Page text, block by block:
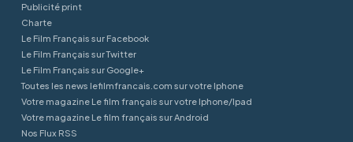
Publicité print
Charte
Le Film Français sur Facebook
Le Film Français sur Twitter
Le Film Français sur Google+
Toutes les news lefilmfrancais.com sur votre Iphone
Votre magazine Le film français sur votre Iphone/Ipad
Votre magazine Le film français sur Android
Nos Flux RSS